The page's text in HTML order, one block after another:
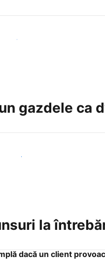
oaspeți astăzi
gazdele ca
vă gazdelor ca dvs.
la
dacă un client